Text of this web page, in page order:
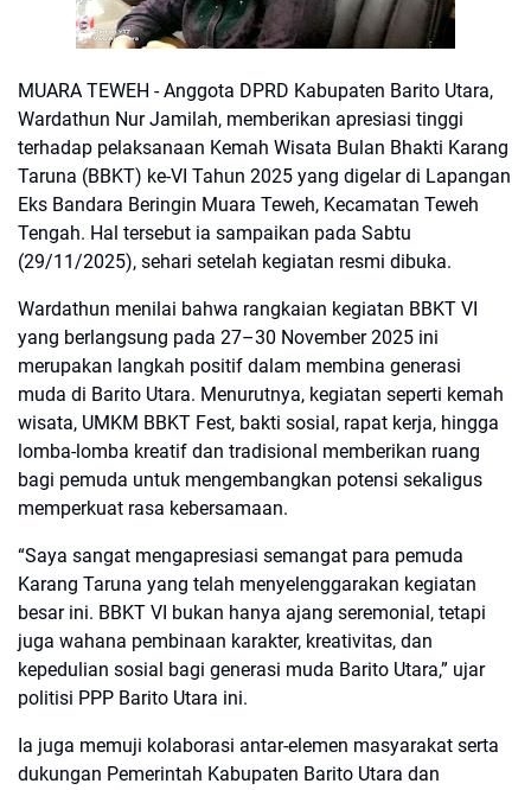
MUARA TEWEH - Anggota DPRD Kabupaten Barito Utara,
Wardathun Nur Jamilah, memberikan apresiasi tinggi
terhadap pelaksanaan Kemah Wisata Bulan Bhakti Karang
Taruna (BBKT) ke-VI Tahun 2025 yang digelar di Lapangan
Eks Bandara Beringin Muara Teweh, Kecamatan Teweh
Tengah. Hal tersebut ia sampaikan pada Sabtu
(29/11/2025), sehari setelah kegiatan resmi dibuka.
Wardathun menilai bahwa rangkaian kegiatan BBKT VI
yang berlangsung pada 27–30 November 2025 ini
merupakan langkah positif dalam membina generasi
muda di Barito Utara. Menurutnya, kegiatan seperti kemah
wisata, UMKM BBKT Fest, bakti sosial, rapat kerja, hingga
lomba-lomba kreatif dan tradisional memberikan ruang
bagi pemuda untuk mengembangkan potensi sekaligus
memperkuat rasa kebersamaan.
“Saya sangat mengapresiasi semangat para pemuda
Karang Taruna yang telah menyelenggarakan kegiatan
besar ini. BBKT VI bukan hanya ajang seremonial, tetapi
juga wahana pembinaan karakter, kreativitas, dan
kepedulian sosial bagi generasi muda Barito Utara,” ujar
politisi PPP Barito Utara ini.
Ia juga memuji kolaborasi antar-elemen masyarakat serta
dukungan Pemerintah Kabupaten Barito Utara dan